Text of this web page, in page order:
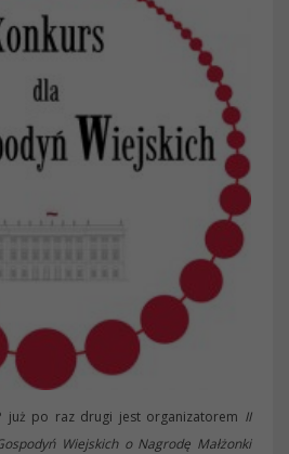
już po raz drugi jest organizatorem II
Wiejskich o Nagrodę Małżonki